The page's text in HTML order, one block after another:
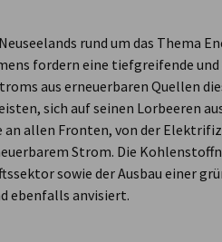
rund um das Thema
fordern eine tiefgreifende
aus erneuerbaren Quellen
sich auf seinen Lorbeeren
an allen Fronten, von der
Strom. Die
sowie der Ausbau einer
ebenfalls anvisiert.